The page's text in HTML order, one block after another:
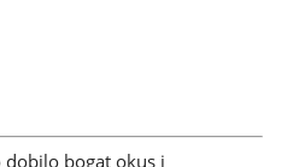
bogat okus i